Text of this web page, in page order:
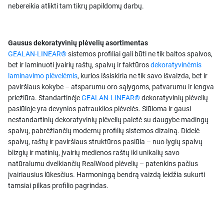
nebereikia atlikti tam tikrų papildomų darbų.
Gausus dekoratyvinių plėvelių asortimentas
GEALAN-LINEAR®sistemos profiliai gali būti ne tik baltos spalvos,
bet ir laminuoti įvairių raštų, spalvų ir faktūrosdekoratyvinėmis
laminavimo plėvelėmis, kurios išsiskiria ne tik savo išvaizda, bet ir
paviršiaus kokybe – atsparumu oro sąlygoms, patvarumu ir lengva
priežiūra. StandartinėjeGEALAN-LINEAR®dekoratyvinių plėvelių
pasiūloje yra devynios patrauklios plėvelės. Siūloma ir gausi
nestandartinių dekoratyvinių plėvelių paletė su daugybe madingų
spalvų, pabrėžiančių modernų profilių sistemos dizainą. Didelė
spalvų, raštų ir paviršiaus struktūros pasiūla – nuo lygių spalvų
blizgių ir matinių, įvairių medienos raštų iki unikalių savo
natūralumu dvelkiančių RealWood plėvelių – patenkins pačius
įvairiausius lūkesčius. Harmoningą bendrą vaizdą leidžia sukurti
tamsiai pilkas profilio pagrindas.